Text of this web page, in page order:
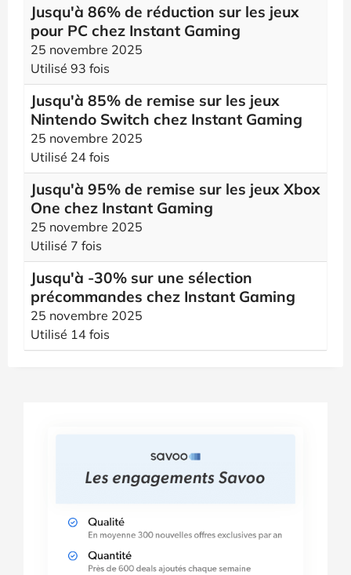
Jusqu'à 86% de réduction sur les jeux
pour PC chez Instant Gaming
25 novembre 2025
Utilisé 93 fois
Jusqu'à 85% de remise sur les jeux
Nintendo Switch chez Instant Gaming
25 novembre 2025
Utilisé 24 fois
Jusqu'à 95% de remise sur les jeux Xbox
One chez Instant Gaming
25 novembre 2025
Utilisé 7 fois
Jusqu'à -30% sur une sélection
précommandes chez Instant Gaming
25 novembre 2025
Utilisé 14 fois